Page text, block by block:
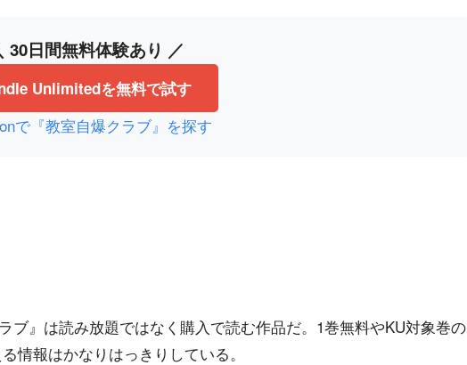
30日間無料体験あり ／
Unlimitedを無料で試す
で『教室自爆クラブ』を探す
ブ』は読み放題ではなく購入で読む作品だ。1巻無料やKU対象巻の
情報はかなりはっきりしている。